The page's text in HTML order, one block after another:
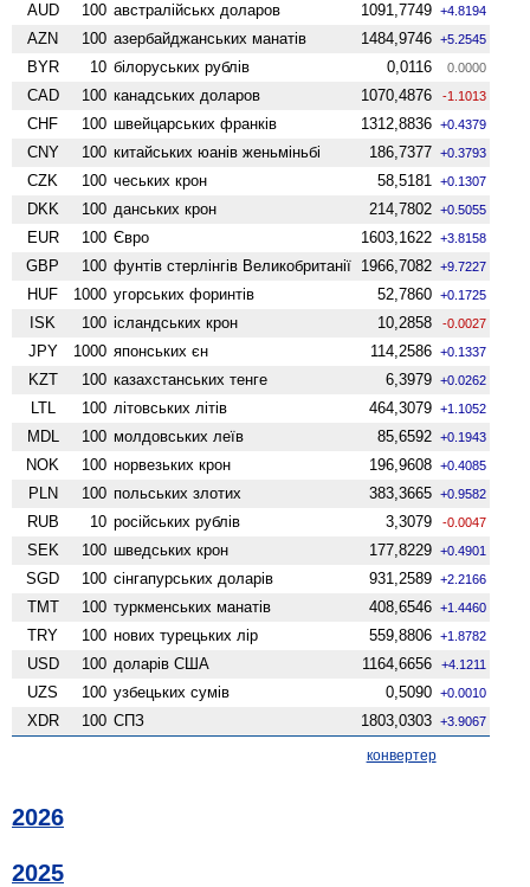
AUD
100 австралійськх доларов 1091,7749 +4.8194
AZN 100 азербайджанських манатів 1484,9746 +5.2545
BYR 10 білоруських рублів 0,0116 0.0000
CAD 100 канадських доларов 1070,4876 -1.1013
CHF 100 швейцарських франків 1312,8836 +0.4379
CNY 100 китайських юанів женьмiньбi 186,7377 +0.3793
CZK 100 чеських крон 58,5181 +0.1307
DKK 100 данських крон 214,7802 +0.5055
EUR 100 Євро 1603,1622 +3.8158
GBP 100 фунтів стерлінгів Велико­британії 1966,7082 +9.7227
HUF 1000 угорських форинтів 52,7860 +0.1725
ISK 100 ісландських крон 10,2858 -0.0027
JPY 1000 японських єн 114,2586 +0.1337
KZT 100 казахстанських тенге 6,3979 +0.0262
LTL 100 літовських літів 464,3079 +1.1052
MDL 100 молдовських леїв 85,6592 +0.1943
NOK 100 норвезьких крон 196,9608 +0.4085
PLN 100 польських злотих 383,3665 +0.9582
RUB 10 російських рублів 3,3079 -0.0047
SEK 100 шведських крон 177,8229 +0.4901
SGD 100 сінгапурських доларів 931,2589 +2.2166
TMT 100 туркменських манатів 408,6546 +1.4460
TRY 100 нових турецьких лір 559,8806 +1.8782
USD 100 доларів США 1164,6656 +4.1211
UZS 100 узбецьких сумів 0,5090 +0.0010
XDR 100 СПЗ 1803,0303 +3.9067
конвертер
2026
2025